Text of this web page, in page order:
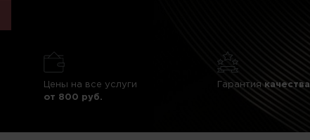
Цены на все услуги
от 800 руб.
Гарантиякачества